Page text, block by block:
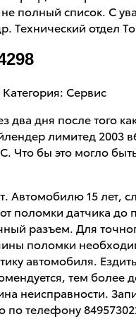
не полный список. С
Технический отдел
Категория: Сервис
два дня после того
лимитед 2003
Что бы это могло
Автомобилю 15 лет,
поломки датчика до
разъем. Для
поломки
автомобиля.
тем более
неисправности.
по телефону